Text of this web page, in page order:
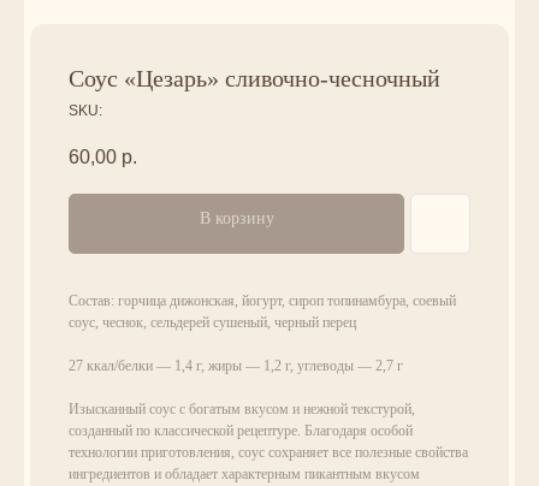
Соус «Цезарь» сливочно-чесночный
SKU:
60,00 р.
В корзину
Состав: горчица дижонская, йогурт, сироп топинамбура, соевый
соус, чеснок, сельдерей сушеный, черный перец
27 ккал/белки — 1,4 г, жиры — 1,2 г, углеводы — 2,7 г
Изысканный соус с богатым вкусом и нежной текстурой,
созданный по классической рецептуре. Благодаря особой
технологии приготовления, соус сохраняет все полезные свойства
ингредиентов и обладает характерным пикантным вкусом